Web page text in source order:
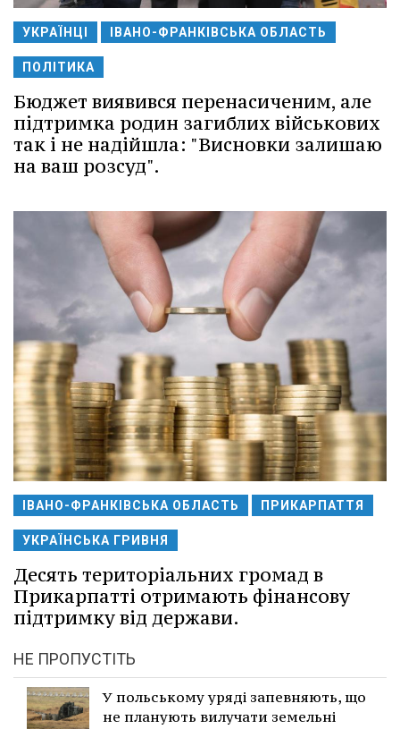
УКРАЇНЦІ ІВАНО-ФРАНКІВСЬКА ОБЛАСТЬ
ПОЛІТИКА
Бюджет виявився перенасиченим, але
підтримка родин загиблих військових
так і не надійшла: "Висновки залишаю
на ваш розсуд".
ІВАНО-ФРАНКІВСЬКА ОБЛАСТЬ ПРИКАРПАТТЯ
УКРАЇНСЬКА ГРИВНЯ
Десять територіальних громад в
Прикарпатті отримають фінансову
підтримку від держави.
НЕ ПРОПУСТІТЬ
У польському уряді запевняють, що
не планують вилучати земельні